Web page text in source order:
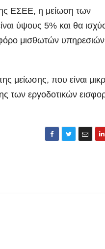
ΕΣΕΕ, η μείωση των
ύψους 5% και θα
φόρο μισθωτών υπηρεσιών
μείωσης, που είναι
των εργοδοτικών